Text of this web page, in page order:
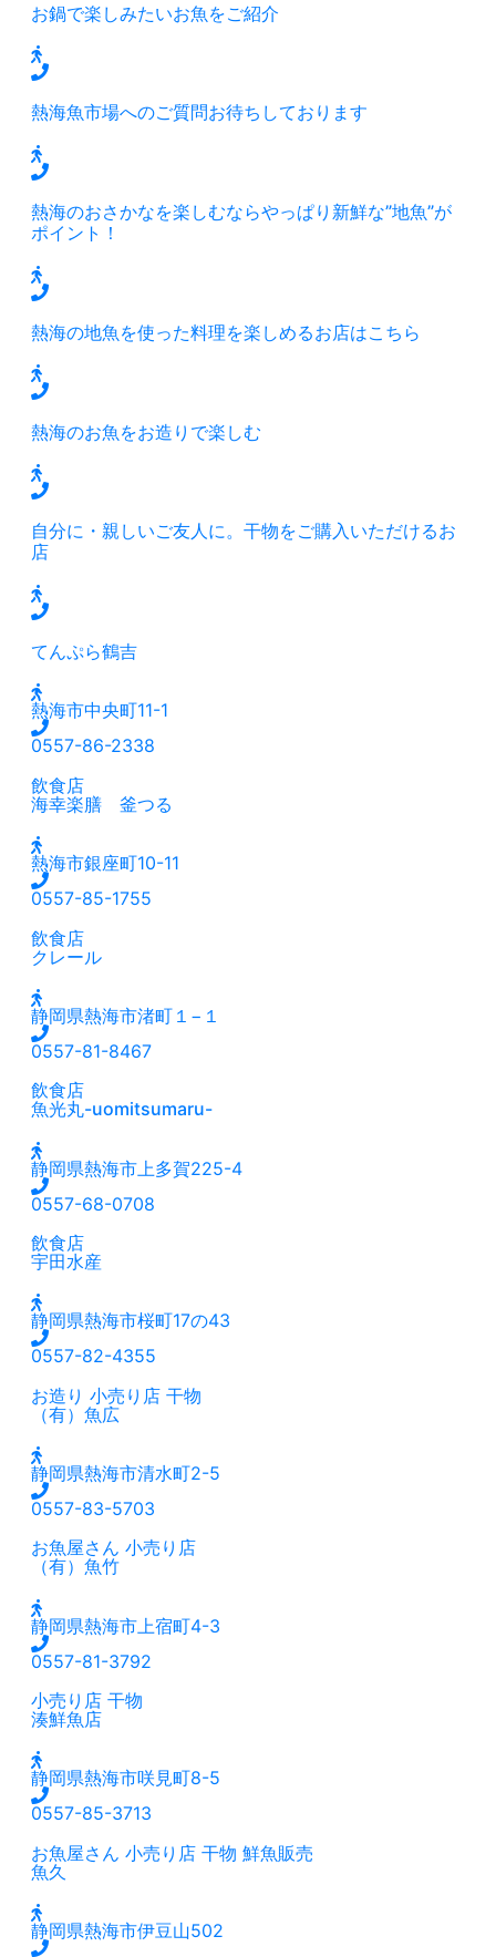
お鍋で楽しみたいお魚をご紹介
熱海魚市場へのご質問お待ちしております
熱海のおさかなを楽しむならやっぱり新鮮な”地魚”が
ポイント！
熱海の地魚を使った料理を楽しめるお店はこちら
熱海のお魚をお造りで楽しむ
自分に・親しいご友人に。干物をご購入いただけるお
店
てんぷら鶴吉
熱海市中央町11-1
0557-86-2338
飲食店
海幸楽膳 釜つる
熱海市銀座町10-11
0557-85-1755
飲食店
クレール
静岡県熱海市渚町１−１
0557-81-8467
飲食店
魚光丸-uomitsumaru-
静岡県熱海市上多賀225-4
0557-68-0708
飲食店
宇田水産
静岡県熱海市桜町17の43
0557-82-4355
お造り 小売り店 干物
（有）魚広
静岡県熱海市清水町2-5
0557-83-5703
お魚屋さん 小売り店
（有）魚竹
静岡県熱海市上宿町4-3
0557-81-3792
小売り店 干物
湊鮮魚店
静岡県熱海市咲見町8-5
0557-85-3713
お魚屋さん 小売り店 干物 鮮魚販売
魚久
静岡県熱海市伊豆山502